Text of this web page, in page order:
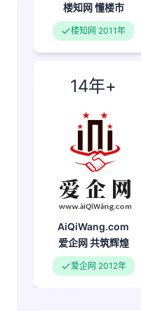
楼知网懂楼市
楼知网 2011年
14年+
AiQiWang.com
爱企网共筑辉煌
爱企网 2012年